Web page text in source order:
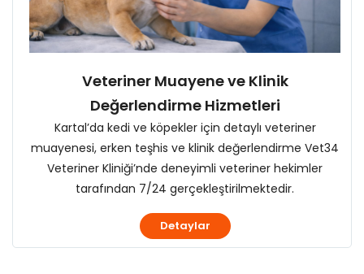
Veteriner Muayene ve Klinik
Değerlendirme Hizmetleri
Kartal’da kedi ve köpekler için detaylı veteriner
muayenesi, erken teşhis ve klinik değerlendirme Vet34
Veteriner Kliniği’nde deneyimli veteriner hekimler
tarafından 7/24 gerçekleştirilmektedir.
Detaylar